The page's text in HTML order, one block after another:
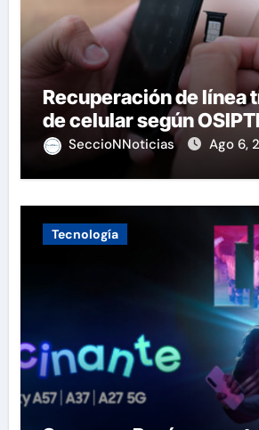
Recuperación de línea
de celular según
SeccioNNoticias Ago 6,
Tecnología